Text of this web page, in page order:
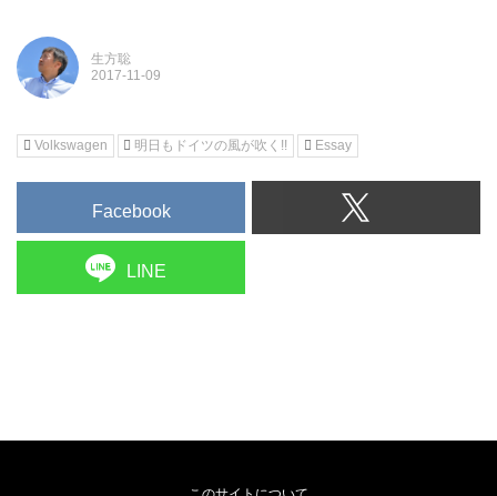
生方聡
Volkswagen 明日もドイツの風が吹く!! Essay
Facebook
LINE